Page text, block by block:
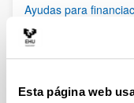
Esta página web
Ayudas para
infraestructura
UPV/EHU 2026
Trámite abierto
25/03/2026:
solicitudes admitidas